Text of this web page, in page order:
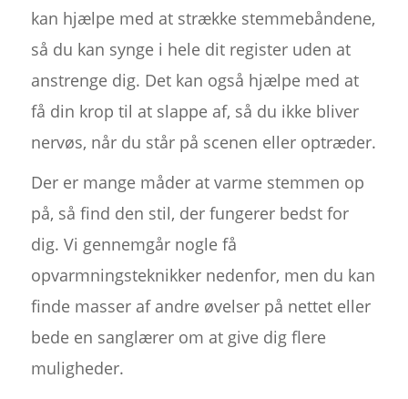
kan hjælpe med at strække stemmebåndene,
så du kan synge i hele dit register uden at
anstrenge dig. Det kan også hjælpe med at
få din krop til at slappe af, så du ikke bliver
nervøs, når du står på scenen eller optræder.
Der er mange måder at varme stemmen op
på, så find den stil, der fungerer bedst for
dig. Vi gennemgår nogle få
opvarmningsteknikker nedenfor, men du kan
finde masser af andre øvelser på nettet eller
bede en sanglærer om at give dig flere
muligheder.